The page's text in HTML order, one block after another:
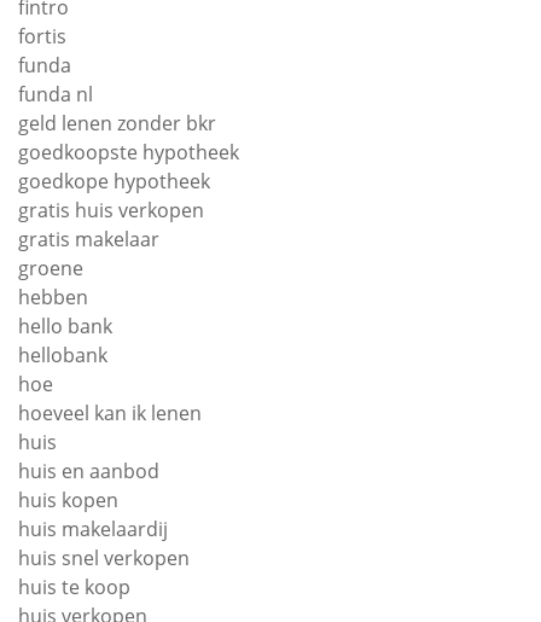
fintro
fortis
funda
funda nl
geld lenen zonder bkr
goedkoopste hypotheek
goedkope hypotheek
gratis huis verkopen
gratis makelaar
groene
hebben
hello bank
hellobank
hoe
hoeveel kan ik lenen
huis
huis en aanbod
huis kopen
huis makelaardij
huis snel verkopen
huis te koop
huis verkopen